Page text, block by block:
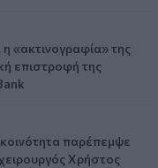
«ακτινογραφία» της
επιστροφή της
παρέπεμψε
Χρήστος